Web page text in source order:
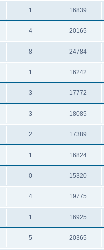
1 16839
4 20165
8 24784
1 16242
3 17772
3 18085
2 17389
1 16824
0 15320
4 19775
1 16925
5 20365